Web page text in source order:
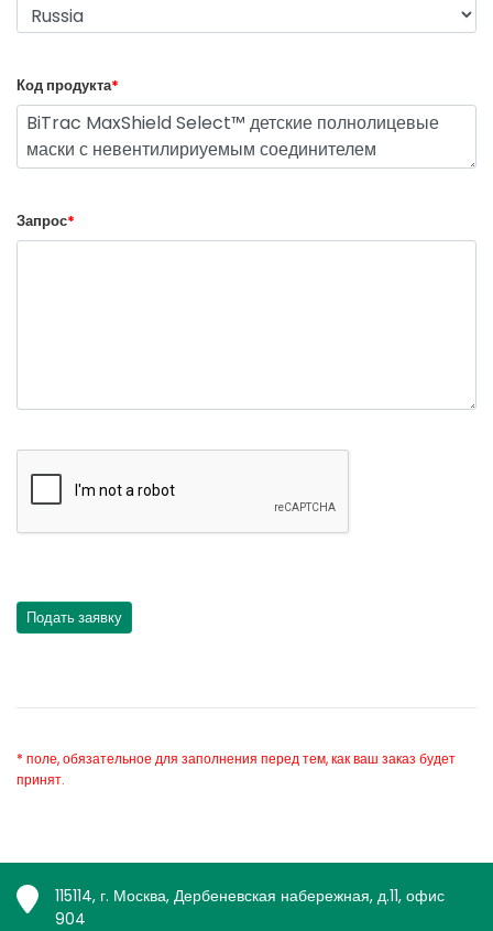
Код продукта*
Запрос*
* поле, обязательное для заполнения перед тем, как ваш заказ будет
принят.
115114, г. Москва, Дербеневская набережная, д.11, офис
904